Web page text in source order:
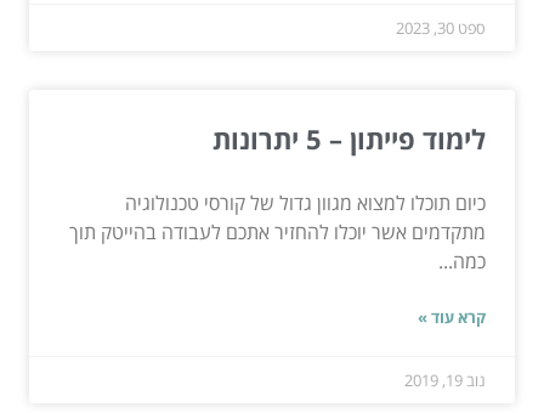
ספט 30, 2023
לימוד פייתון – 5 יתרונות
כיום תוכלו למצוא מגוון גדול של קורסי טכנולוגיה
מתקדמים אשר יוכלו להחזיר אתכם לעבודה בהייטק תוך
כמה...
קרא עוד »
נוב 19, 2019